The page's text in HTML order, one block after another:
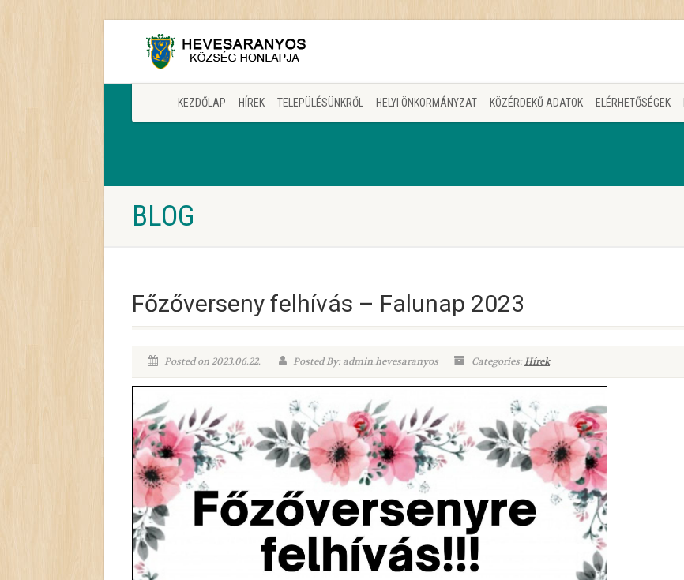
KEZDŐLAP HÍREK TELEPÜLÉSÜNKRŐL HELYI ÖNKORMÁNYZAT KÖZÉRDEKŰ ADATOK ELÉRHETŐSÉGEK
BLOG
Főzőverseny felhívás – Falunap 2023
Posted on 2023.06.22. Posted By: admin.hevesaranyos Categories:Hírek